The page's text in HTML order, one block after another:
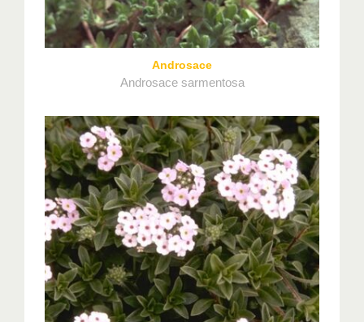
Androsace
Androsace sarmentosa